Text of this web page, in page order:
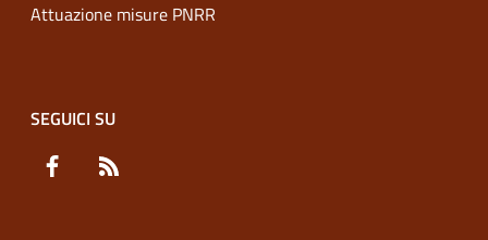
Attuazione misure PNRR
SEGUICI SU
Facebook